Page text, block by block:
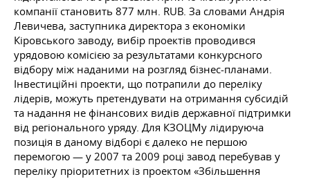
компанії становить 877 млн. RUB. За словами Андрія
Левичева, заступника директора з економіки
Кіровського заводу, вибір проектів проводився
урядовою комісією за результатами конкурсного
відбору між наданими на розгляд бізнес-планами.
Інвестиційні проекти, що потрапили до переліку
лідерів, можуть претендувати на отримання субсидій
та надання не фінансових видів державної підтримки
від регіонального уряду. Для КЗОЦМу лідируюча
позиція в даному відборі є далеко не першою
перемогою — у 2007 та 2009 році завод перебував у
переліку пріоритетних із проектом «Збільшення